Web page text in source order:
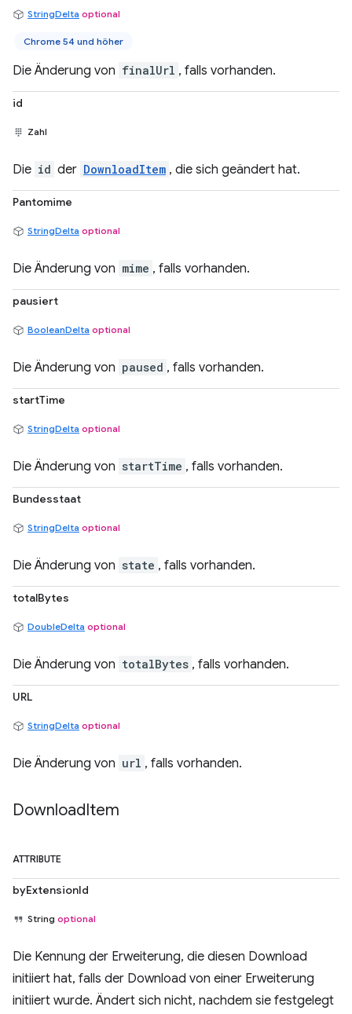
StringDelta optional
Chrome 54 und höher
Die Änderung von finalUrl , falls vorhanden.
id
Zahl
Die id der DownloadItem , die sich geändert hat.
Pantomime
StringDelta optional
Die Änderung von mime , falls vorhanden.
pausiert
BooleanDelta optional
Die Änderung von paused , falls vorhanden.
startTime
StringDelta optional
Die Änderung von startTime , falls vorhanden.
Bundesstaat
StringDelta optional
Die Änderung von state , falls vorhanden.
totalBytes
DoubleDelta optional
Die Änderung von totalBytes , falls vorhanden.
URL
StringDelta optional
Die Änderung von url , falls vorhanden.
DownloadItem
ATTRIBUTE
byExtensionId
String optional
Die Kennung der Erweiterung, die diesen Download
initiiert hat, falls der Download von einer Erweiterung
initiiert wurde. Ändert sich nicht, nachdem sie festgelegt